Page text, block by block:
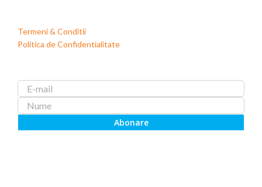
Termeni & Conditii
Politica de Confidentialitate